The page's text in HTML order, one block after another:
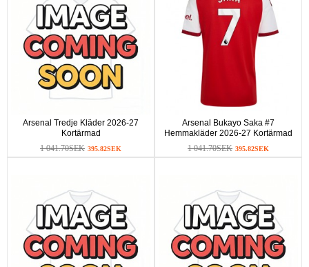
Arsenal Tredje Kläder 2026-27
Kortärmad
1 041.70SEK 395.82SEK
Arsenal Bukayo Saka #7
Hemmakläder 2026-27 Kortärmad
1 041.70SEK 395.82SEK